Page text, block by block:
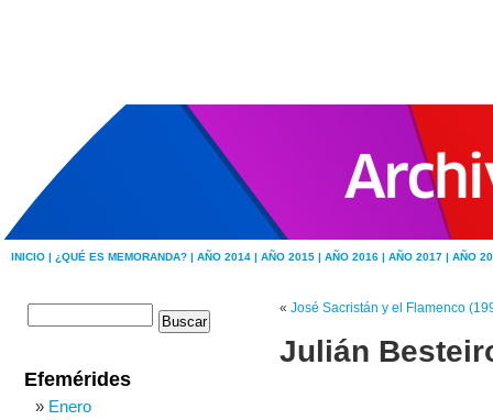
INICIO | ¿QUÉ ES MEMORANDA? | AÑO 2014 | AÑO 2015 | AÑO 2016 | AÑO 2017 | AÑO
« José Sacristán y el Flamenco
Julián
Efemérides
Enero